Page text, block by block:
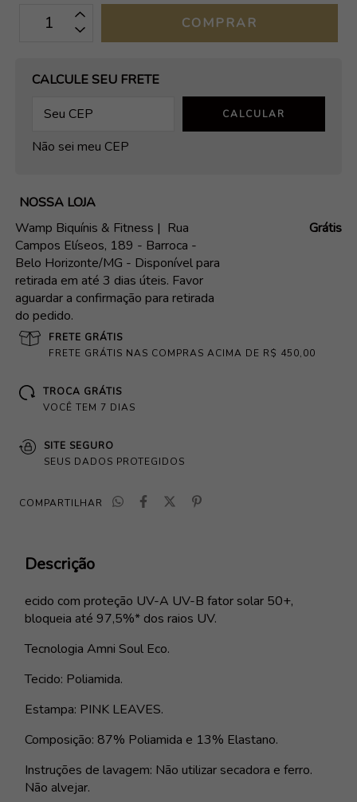
OPÇÕES DE FRETE
CALCULE SEU FRETE
CALCULAR
Não sei meu CEP
NOSSA LOJA
Wamp Biquínis & Fitness | Rua
Campos Elíseos, 189 - Barroca -
Belo Horizonte/MG - Disponível para
retirada em até 3 dias úteis. Favor
aguardar a confirmação para retirada
do pedido.
Grátis
FRETE GRÁTIS
FRETE GRÁTIS NAS COMPRAS ACIMA DE R$ 450,00
TROCA GRÁTIS
VOCÊ TEM 7 DIAS
SITE SEGURO
SEUS DADOS PROTEGIDOS
COMPARTILHAR
Descrição
ecido com proteção UV-A UV-B fator solar 50+,
bloqueia até 97,5%* dos raios UV.
Tecnologia Amni Soul Eco.
Tecido: Poliamida.
Estampa: PINK LEAVES.
Composição: 87% Poliamida e 13% Elastano.
Instruções de lavagem: Não utilizar secadora e ferro.
Não alvejar.